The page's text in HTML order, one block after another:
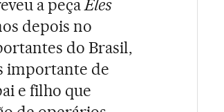
a peçaEles
depois no
do Brasil,
importante de
e filho que